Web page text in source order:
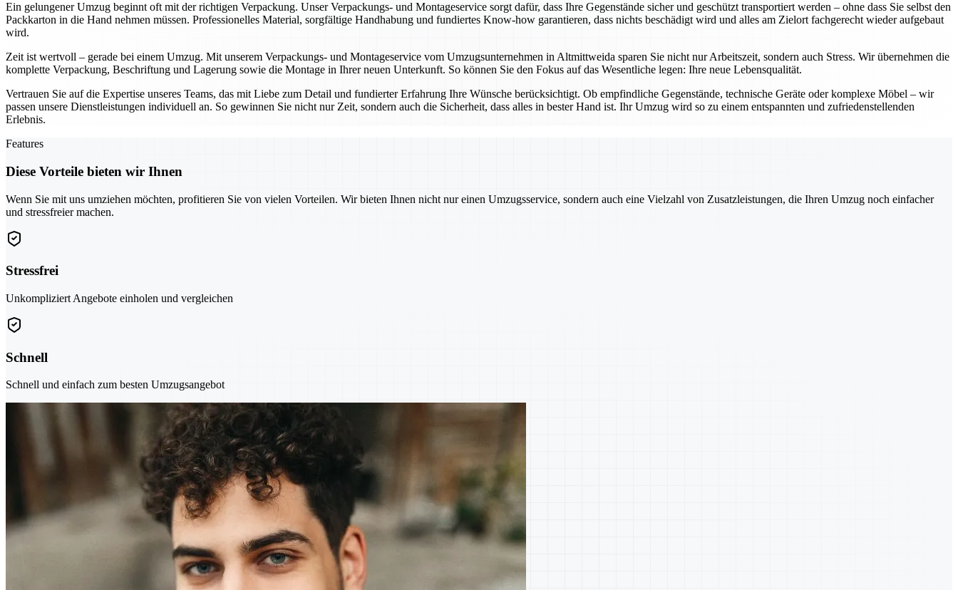
Ein gelungener Umzug beginnt oft mit der richtigen Verpackung. Unser Verpackungs- und Montageservice sorgt dafür, dass Ihre Gegenstände sicher und geschützt transportiert werden – ohne dass Sie selbst den
Packkarton in die Hand nehmen müssen. Professionelles Material, sorgfältige Handhabung und fundiertes Know-how garantieren, dass nichts beschädigt wird und alles am Zielort fachgerecht wieder aufgebaut
wird.
Zeit ist wertvoll – gerade bei einem Umzug. Mit unserem Verpackungs- und Montageservice vom Umzugsunternehmen in Altmittweida sparen Sie nicht nur Arbeitszeit, sondern auch Stress. Wir übernehmen die
komplette Verpackung, Beschriftung und Lagerung sowie die Montage in Ihrer neuen Unterkunft. So können Sie den Fokus auf das Wesentliche legen: Ihre neue Lebensqualität.
Vertrauen Sie auf die Expertise unseres Teams, das mit Liebe zum Detail und fundierter Erfahrung Ihre Wünsche berücksichtigt. Ob empfindliche Gegenstände, technische Geräte oder komplexe Möbel – wir
passen unsere Dienstleistungen individuell an. So gewinnen Sie nicht nur Zeit, sondern auch die Sicherheit, dass alles in bester Hand ist. Ihr Umzug wird so zu einem entspannten und zufriedenstellenden
Erlebnis.
Features
Diese Vorteile bieten wir Ihnen
Wenn Sie mit uns umziehen möchten, profitieren Sie von vielen Vorteilen. Wir bieten Ihnen nicht nur einen Umzugsservice, sondern auch eine Vielzahl von Zusatzleistungen, die Ihren Umzug noch einfacher
und stressfreier machen.
Stressfrei
Unkompliziert Angebote einholen und vergleichen
Schnell
Schnell und einfach zum besten Umzugsangebot